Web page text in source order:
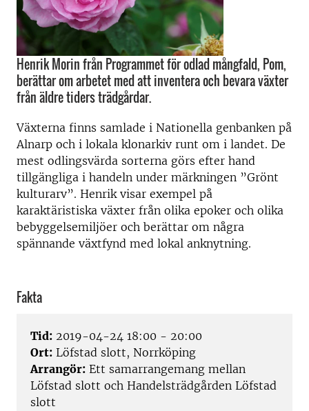
Henrik Morin från Programmet för odlad mångfald, Pom,
berättar om arbetet med att inventera och bevara växter
från äldre tiders trädgårdar.
Växterna finns samlade i Nationella genbanken på
Alnarp och i lokala klonarkiv runt om i landet. De
mest odlingsvärda sorterna görs efter hand
tillgängliga i handeln under märkningen ”Grönt
kulturarv”. Henrik visar exempel på
karaktäristiska växter från olika epoker och olika
bebyggelsemiljöer och berättar om några
spännande växtfynd med lokal anknytning.
Fakta
Tid: 2019-04-24 18:00 - 20:00
Ort: Löfstad slott, Norrköping
Arrangör: Ett samarrangemang mellan
Löfstad slott och Handelsträdgården Löfstad
slott